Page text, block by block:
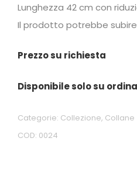
Lunghezza 42 cm con
Il prodotto potrebbe
Prezzo su richiesta
Disponibile solo su
COD: 0024
Categorie: Collezione, Collane